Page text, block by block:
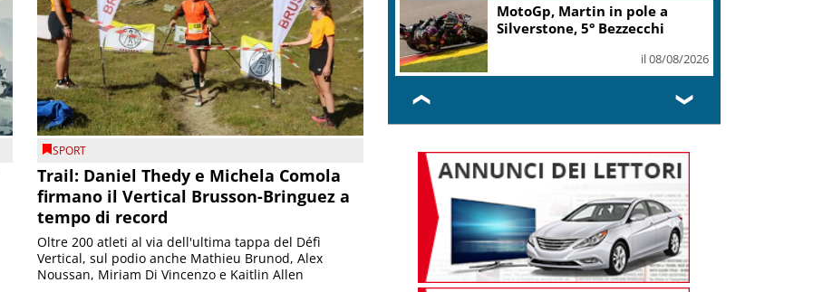
SPORT
Trail: Daniel Thedy e Michela Comola
firmano il Vertical Brusson-Bringuez a
tempo di record
Oltre 200 atleti al via dell'ultima tappa del Défì
Vertical, sul podio anche Mathieu Brunod, Alex
Noussan, Miriam Di Vincenzo e Kaitlin Allen
MotoGp, Martin in pole a
Silverstone, 5° Bezzecchi
il 08/08/2026
❮ ❯